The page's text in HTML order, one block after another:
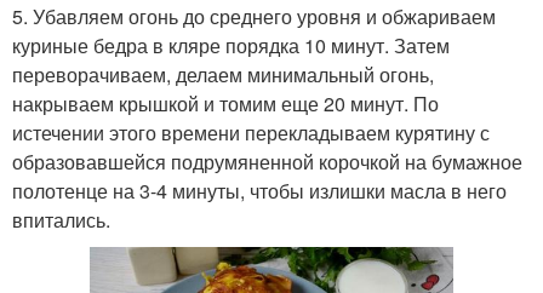
5. Убавляем огонь до среднего уровня и обжариваем
куриные бедра в кляре порядка 10 минут. Затем
переворачиваем, делаем минимальный огонь,
накрываем крышкой и томим еще 20 минут. По
истечении этого времени перекладываем курятину с
образовавшейся подрумяненной корочкой на бумажное
полотенце на 3-4 минуты, чтобы излишки масла в него
впитались.